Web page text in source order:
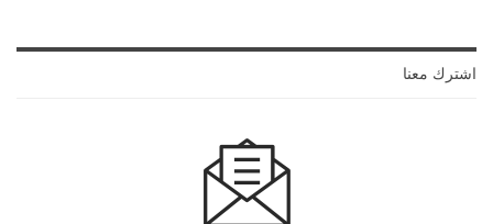
اشترك معنا